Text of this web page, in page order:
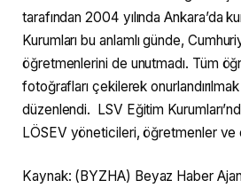
tarafından 2004 yılında Ankara’da
Kurumları bu anlamlı günde,
öğretmenlerini de unutmadı. Tüm
fotoğrafları çekilerek
düzenlendi. LSV Eğitim
LÖSEV yöneticileri, öğretmenler ve
Kaynak: (BYZHA) Beyaz Haber